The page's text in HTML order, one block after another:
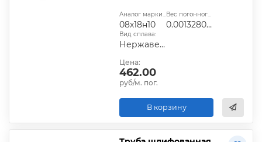
Аналог марки стали:
08х18н10
Вес погонного метра, т.:
0.001328031
Вид сплава:
Нержавеющий
Цена:
462.00
руб/м. пог.
В корзину